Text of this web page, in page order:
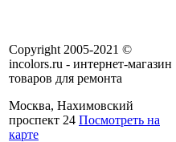
Copyright 2005-2021 ©
incolors.ru - интернет-магазин
товаров для ремонта
Москва, Нахимовский
проспект 24 Посмотреть на
карте